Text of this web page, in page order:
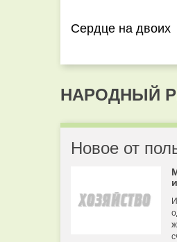
Сердце на двоих
НАРОДНЫЙ
Новое от